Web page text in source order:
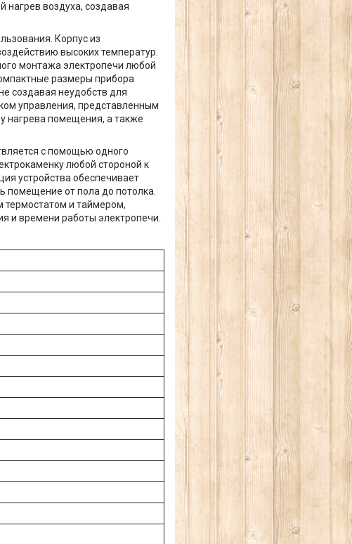
нагрев воздуха, создавая
Корпус из
высоких температур.
монтажа электропечи любой
размеры прибора
создавая неудобств для
управления, представленным
нагрева помещения, а также
с помощью одного
любой стороной к
устройства обеспечивает
помещение от пола до потолка.
термостатом и таймером,
и времени работы электропечи.